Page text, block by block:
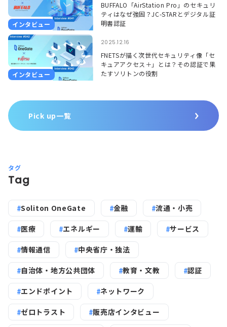
インタビュー
BUFFALO「AirStation Pro」のセキュリ
ティはなぜ強固？JC-STARとデジタル証
明書認証
インタビュー
2025.12.16
FNETSが描く次世代セキュリティ像「セ
キュアアクセス＋」とは？その認証で果
たすソリトンの役割
Pick up一覧
タグ
Tag
Soliton OneGate 金融 流通・小売
医療 エネルギー 運輸 サービス
情報通信 中央省庁・独法
自治体・地方公共団体 教育・文教 認証
エンドポイント ネットワーク
ゼロトラスト 販売店インタビュー